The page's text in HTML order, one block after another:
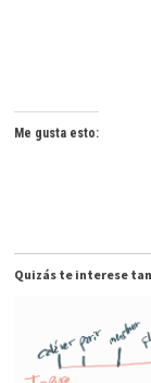
Me gusta esto:
Quizás te interese